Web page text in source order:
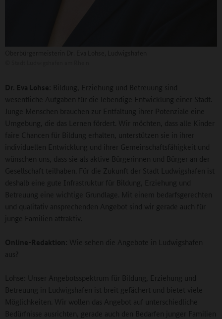
Dr. Eva Lohse: Bildung, Erziehung und Betreuung sind
wesentliche Aufgaben für die lebendige Entwicklung einer Stadt.
Junge Menschen brauchen zur Entfaltung ihrer Potenziale eine
Umgebung, die das Lernen fördert. Wir möchten, dass alle Kinder
faire Chancen für Bildung erhalten, unterstützen sie in ihrer
individuellen Entwicklung und ihrer Gemeinschaftsfähigkeit und
wünschen uns, dass sie als aktive Bürgerinnen und Bürger an der
Gesellschaft teilhaben. Für die Zukunft der Stadt Ludwigshafen ist
deshalb eine gute Infrastruktur für Bildung, Erziehung und
Betreuung eine wichtige Grundlage. Mit einem bedarfsgerechten
und qualitativ ansprechenden Angebot sind wir gerade auch für
junge Familien attraktiv.
Online-Redaktion: Wie sehen die Angebote in Ludwigshafen
aus?
Lohse: Unser Angebotsspektrum für Bildung, Erziehung und
Betreuung in Ludwigshafen ist breit gefächert und bietet viele
Möglichkeiten. Wir wollen das Angebot auf unterschiedliche
Bedürfnisse ausrichten, gerade auch den Bedarfen junger Familien